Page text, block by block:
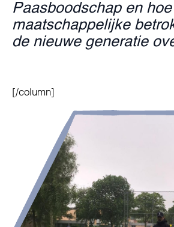
Paasboodschap en
maatschappelijke
de nieuwe generatie
[/column]